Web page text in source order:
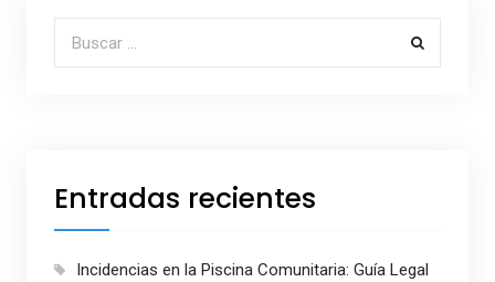
Buscar por:
Entradas recientes
Incidencias en la Piscina Comunitaria: Guía Legal